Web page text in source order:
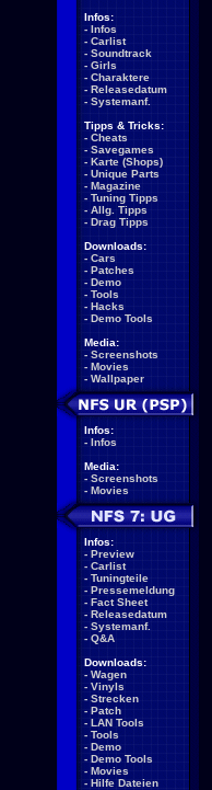
Infos:
- Infos
- Carlist
- Soundtrack
- Girls
- Charaktere
- Releasedatum
- Systemanf.
Tipps & Tricks:
- Cheats
- Savegames
- Karte (Shops)
- Unique Parts
- Magazine
- Tuning Tipps
- Allg. Tipps
- Drag Tipps
Downloads:
- Cars
- Patches
- Demo
- Tools
- Hacks
- Demo Tools
Media:
- Screenshots
- Movies
- Wallpaper
Infos:
- Infos
Media:
- Screenshots
- Movies
Infos:
- Preview
- Carlist
- Tuningteile
- Pressemeldung
- Fact Sheet
- Releasedatum
- Systemanf.
- Q&A
Downloads:
- Wagen
- Vinyls
- Strecken
- Patch
- LAN Tools
- Tools
- Demo
- Demo Tools
- Movies
- Hilfe Dateien